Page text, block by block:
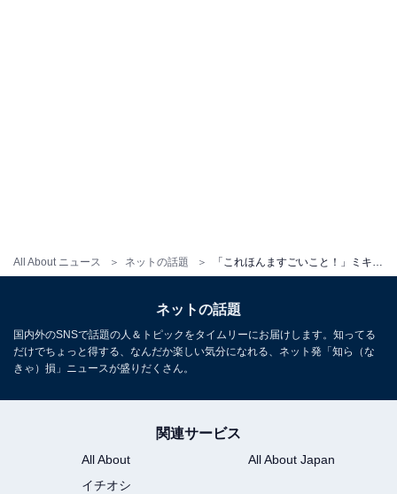
All About ニュース ネットの話題
ネットの話題
国内外のSNSで話題の人＆トピックをタイムリーにお届けします。知ってる
だけでちょっと得する、なんだか楽しい気分になれる、ネット発「知ら（な
きゃ）損」ニュースが盛りだくさん。
関連サービス
All About
All About Japan
イチオシ